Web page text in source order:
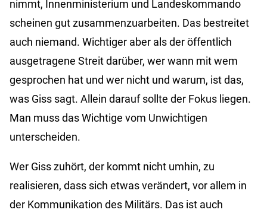
nimmt, Innenministerium und Landeskommando
scheinen gut zusammenzuarbeiten. Das bestreitet
auch niemand. Wichtiger aber als der öffentlich
ausgetragene Streit darüber, wer wann mit wem
gesprochen hat und wer nicht und warum, ist das,
was Giss sagt. Allein darauf sollte der Fokus liegen.
Man muss das Wichtige vom Unwichtigen
unterscheiden.
Wer Giss zuhört, der kommt nicht umhin, zu
realisieren, dass sich etwas verändert, vor allem in
der Kommunikation des Militärs. Das ist auch